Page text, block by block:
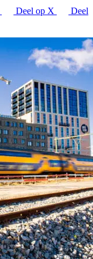
Deel op X
Deel